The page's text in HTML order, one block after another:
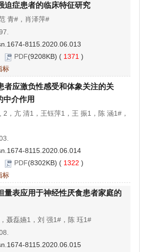
迫症患者的临床特征研究
青#，肖泽萍#
8115.2020.06.013
PDF(9208KB) ( 1371 )
标
者应激负性感受和体象关注的关
中介作用
2，亢 清1，王钰萍1，王 振1，陈 涵1#，
8115.2020.06.014
PDF(8302KB) ( 1322 )
标
量表应用于神经性厌食患者家庭的
聂磊嬿1，刘 强1#，陈 珏1#
8115.2020.06.015